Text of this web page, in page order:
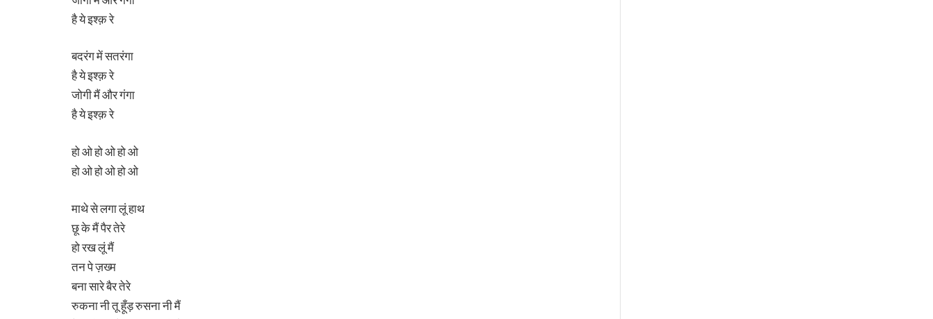
है ये इश्क़ रे
बदरंग में सतरंगा
है ये इश्क़ रे
जोगी मैं और गंगा
है ये इश्क़ रे
हो ओ हो ओ हो ओ
हो ओ हो ओ हो ओ
माथे से लगा लूं हाथ
छू के मैं पैर तेरे
हो रख लूं मैं
तन पे ज़ख्म
बना सारे बैर तेरे
रुकना नी तू हूँड़ रुसना नी मैं